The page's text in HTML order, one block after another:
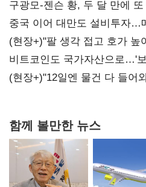
구광모-젠슨 황, 두 달 만에
중국 이어 대만도 설비투자…
(현장+)"팔 생각 접고 호가
20억 키맞추기
비트코인도 국가자산으로…'
숙제
(현장+)"12일엔 물건 다 들어
함께 볼만한 뉴스